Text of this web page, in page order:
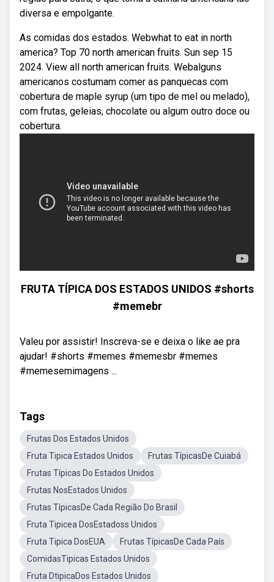
diversa e empolgante.
As comidas dos estados. Webwhat to eat in north
america? Top 70 north american fruits. Sun sep 15
2024. View all north american fruits. Webalguns
americanos costumam comer as panquecas com
cobertura de maple syrup (um tipo de mel ou melado),
com frutas, geleias, chocolate ou algum outro doce ou
cobertura.
FRUTA TÍPICA DOS ESTADOS UNIDOS #shorts
#memebr
Valeu por assistir! Inscreva-se e deixa o like ae pra
ajudar! #shorts #memes #memesbr #memes
#memesemimagens ...
Tags
Frutas Dos Estados Unidos
Fruta Tipica Estados Unidos
Frutas TípicasDe Cuiabá
Frutas Típicas Do Estados Unidos
Frutas NosEstados Unidos
Frutas TípicasDe Cada Região Do Brasil
Fruta Tipicea DosEstadoss Unidos
Fruta Tipica DosEUA
Frutas TípicasDe Cada País
ComidasTipicas Estados Unidos
Fruta DtipicaDos Estados Unidos